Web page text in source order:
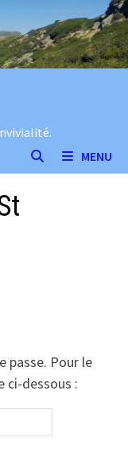
MENU
passe. Pour le
ci-dessous :